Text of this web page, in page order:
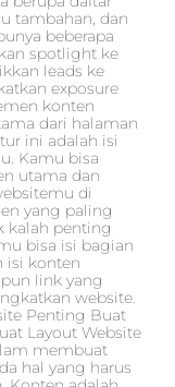
tambahan, dan
beberapa
spotlight ke
leads ke
exposure
konten
dari halaman
ini adalah isi
Kamu bisa
utama dan
di
yang paling
kalah penting
bisa isi bagian
isi konten
link yang
website.
Penting Buat
Layout Website
membuat
hal yang harus